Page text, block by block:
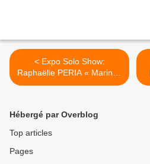
< Expo Solo Show:
Raphaëlle PERIA « Marinus
Asiaticus »
Hébergé par Overblog
Top articles
Pages